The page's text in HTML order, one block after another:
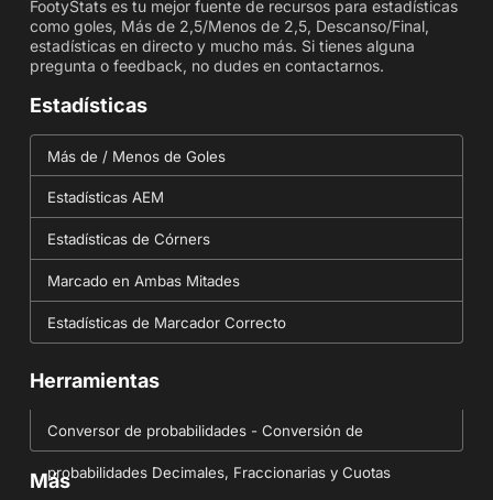
FootyStats es tu mejor fuente de recursos para estadísticas
como goles, Más de 2,5/Menos de 2,5, Descanso/Final,
estadísticas en directo y mucho más. Si tienes alguna
pregunta o feedback, no dudes en contactarnos.
Estadísticas
Más de / Menos de Goles
Estadísticas AEM
Estadísticas de Córners
Marcado en Ambas Mitades
Estadísticas de Marcador Correcto
Herramientas
Conversor de probabilidades - Conversión de
probabilidades Decimales, Fraccionarias y Cuotas
Más